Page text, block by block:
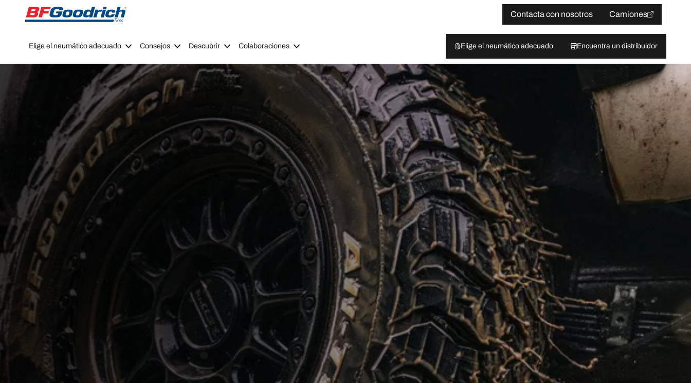
Go to page content
Go to page navigation
Contacta con nosotros
Camiones
Elige el neumático adecuado Consejos Descubrir Colaboraciones Elige el neumático adecuado Encuentra un distribuidor